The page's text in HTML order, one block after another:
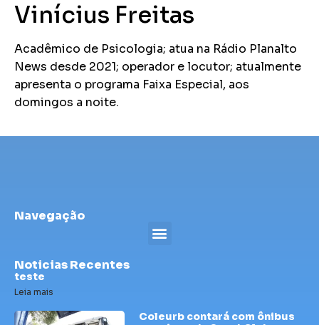
Vinícius Freitas
Acadêmico de Psicologia; atua na Rádio Planalto
News desde 2021; operador e locutor; atualmente
apresenta o programa Faixa Especial, aos
domingos a noite.
Navegação
Noticias Recentes
teste
Leia mais
Coleurb contará com ônibus